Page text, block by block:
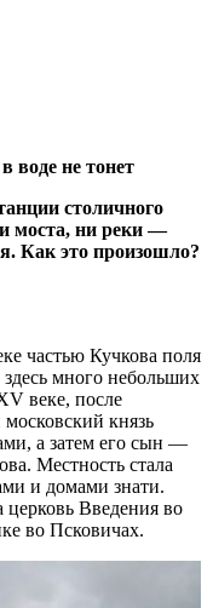
воде не тонет
столичного
моста, ни реки —
Как это произошло?
частью Кучкова поля
много небольших
веке, после
князь
а затем его сын —
Местность стала
и домами знати.
Введения во
во Псковичах.